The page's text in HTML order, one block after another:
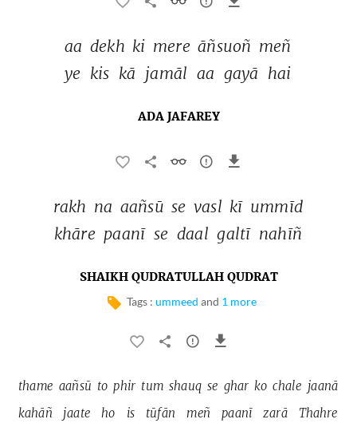
aa dekh ki mere āñsuoñ meñ
ye kis kā jamāl aa gayā hai
ADA JAFAREY
rakh na aañsū se vasl kī ummīd
khāre paanī se daal galtī nahīñ
SHAIKH QUDRATULLAH QUDRAT
Tags : ummeed and 1 more
thame aañsū to phir tum shauq se ghar ko chale jaanā
kahāñ
jaate ho is tūfān meñ paanī zarā Thahre